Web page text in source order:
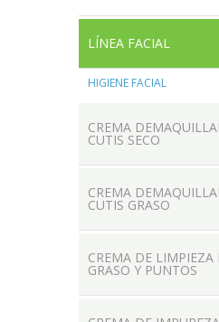
LÍNEA FACIAL
HIGIENE FACIAL
CREMA
CUTIS SECO
CREMA
CUTIS GRASO
CREMA DE LIMPIEZA
GRASO Y PUNTOS